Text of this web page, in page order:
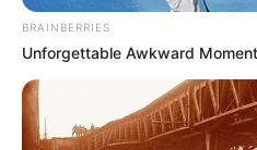
BRAINBERRIES
Unforgettable Awkward